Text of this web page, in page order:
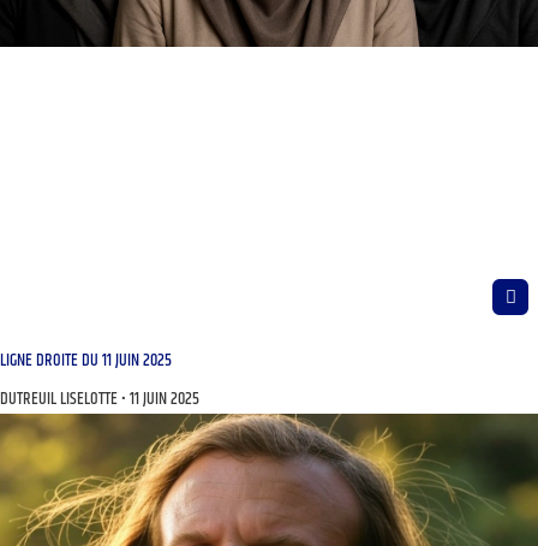
LIGNE DROITE DU 11 JUIN 2025
DUTREUIL LISELOTTE 11 JUIN 2025